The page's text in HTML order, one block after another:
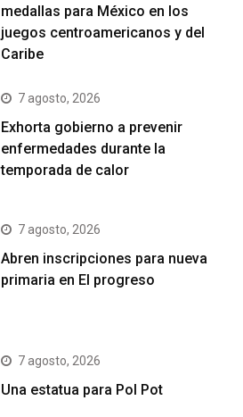
medallas para México en los
juegos centroamericanos y del
Caribe
7 agosto, 2026
Exhorta gobierno a prevenir
enfermedades durante la
temporada de calor
7 agosto, 2026
Abren inscripciones para nueva
primaria en El progreso
7 agosto, 2026
Una estatua para Pol Pot